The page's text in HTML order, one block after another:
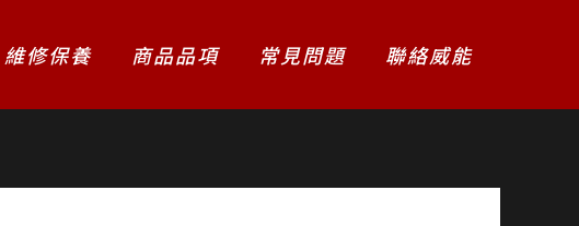
維修保養 商品品項 常見問題 聯絡威能